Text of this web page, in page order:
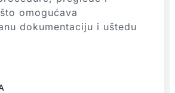
omogućava
dokumentaciju i uštedu